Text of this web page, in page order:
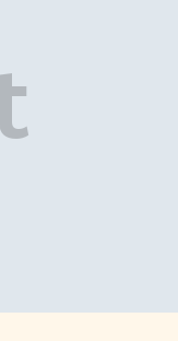
de Toronto à partir
est membre du
Institute for